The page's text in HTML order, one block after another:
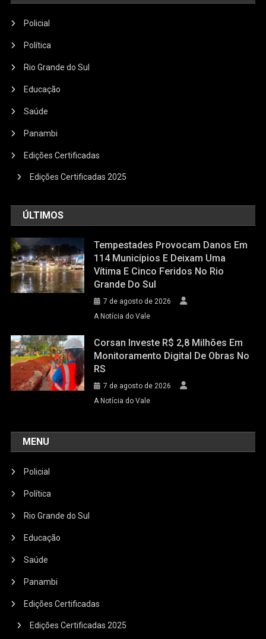
Policial
Política
Rio Grande do Sul
Educação
Saúde
Panambi
Edições Certificadas
Edições Certificadas 2025
ÚLTIMOS
Tempestades Provocam Danos Em
114 Municípios E Deixam Uma
Vítima E Cinco Feridos No Rio
Grande Do Sul
7 de agosto de 2026
A Notícia do Vale
Corsan Investe R$ 2,8 Milhões Em
Monitoramento Digital De Obras No
RS
7 de agosto de 2026
A Notícia do Vale
MENU
Policial
Política
Rio Grande do Sul
Educação
Saúde
Panambi
Edições Certificadas
Edições Certificadas 2025